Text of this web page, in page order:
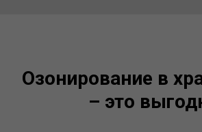
Озонирование в
– это